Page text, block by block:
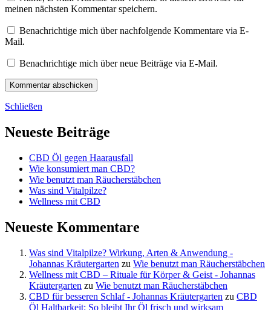
meinen nächsten Kommentar speichern.
Benachrichtige mich über nachfolgende Kommentare via E-
Mail.
Benachrichtige mich über neue Beiträge via E-Mail.
Schließen
Neueste Beiträge
CBD Öl gegen Haarausfall
Wie konsumiert man CBD?
Wie benutzt man Räucherstäbchen
Was sind Vitalpilze?
Wellness mit CBD
Neueste Kommentare
Was sind Vitalpilze? Wirkung, Arten & Anwendung -
Johannas Kräutergarten zu Wie benutzt man Räucherstäbchen
Wellness mit CBD – Rituale für Körper & Geist - Johannas
Kräutergarten zu Wie benutzt man Räucherstäbchen
CBD für besseren Schlaf - Johannas Kräutergarten zu CBD
Öl Haltbarkeit: So bleibt Ihr Öl frisch und wirksam